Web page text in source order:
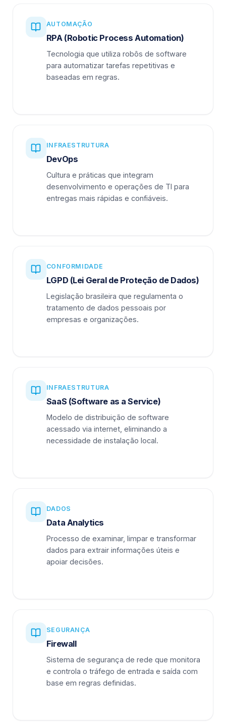
AUTOMAÇÃO
RPA (Robotic Process Automation)
Tecnologia que utiliza robôs de software
para automatizar tarefas repetitivas e
baseadas em regras.
INFRAESTRUTURA
DevOps
Cultura e práticas que integram
desenvolvimento e operações de TI para
entregas mais rápidas e confiáveis.
CONFORMIDADE
LGPD (Lei Geral de Proteção de Dados)
Legislação brasileira que regulamenta o
tratamento de dados pessoais por
empresas e organizações.
INFRAESTRUTURA
SaaS (Software as a Service)
Modelo de distribuição de software
acessado via internet, eliminando a
necessidade de instalação local.
DADOS
Data Analytics
Processo de examinar, limpar e transformar
dados para extrair informações úteis e
apoiar decisões.
SEGURANÇA
Firewall
Sistema de segurança de rede que monitora
e controla o tráfego de entrada e saída com
base em regras definidas.